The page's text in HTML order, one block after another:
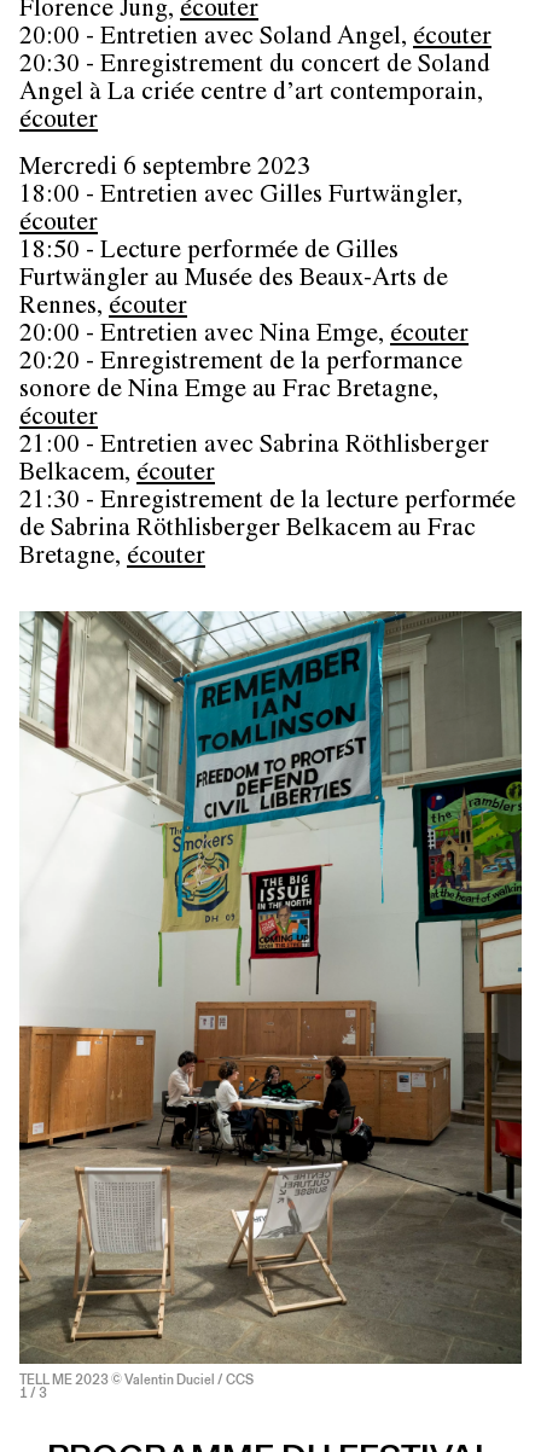
Florence Jung, écouter
20:00 - Entretien avec Soland Angel, écouter
20:30 - Enregistrement du concert de Soland
Angel à La criée centre d’art contemporain,
écouter
Mercredi 6 septembre 2023
18:00 - Entretien avec Gilles Furtwängler,
écouter
18:50 - Lecture performée de Gilles
Furtwängler au Musée des Beaux-Arts de
Rennes, écouter
20:00 - Entretien avec Nina Emge, écouter
20:20 - Enregistrement de la performance
sonore de Nina Emge au Frac Bretagne,
écouter
21:00 - Entretien avec Sabrina Röthlisberger
Belkacem, écouter
21:30 - Enregistrement de la lecture performée
de Sabrina Röthlisberger Belkacem au Frac
Bretagne, écouter
TELL ME 2023 © Valentin Duciel / CCS
1 / 3